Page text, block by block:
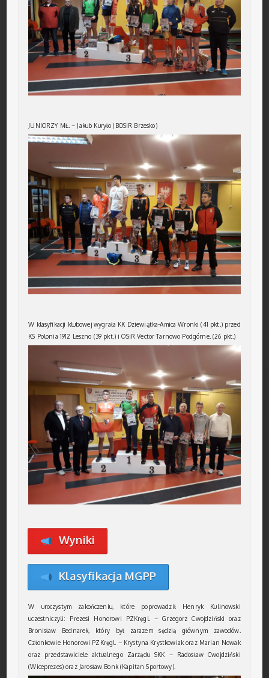
JUNIORZY MŁ. – Jakub Kuryło (BOSiR Brzesko)
W klasyfikacji klubowej wygrała KK Dziewiątka-Amica Wronki (41 pkt.) przed
KS Polonia 1912 Leszno (39 pkt.) i OSiR Vector Tarnowo Podgórne. (26 pkt.)
Wyniki
Klasyfikacja MGPP
W uroczystym zakończeniu, które poprowadził Henryk Kulinowski
uczestniczyli: Prezesi Honorowi PZKręgl. – Grzegorz Cwojdziński oraz
Bronisław Bednarek, który był zarazem sędzią głównym zawodów.
Członkowie Honorowi PZKręgl. – Krystyna Krystkowiak oraz Marian Nowak
oraz przedstawiciele aktualnego Zarządu SKK – Radosław Cwojdziński
(Wiceprezes) oraz Jarosław Bonk (Kapitan Sportowy).